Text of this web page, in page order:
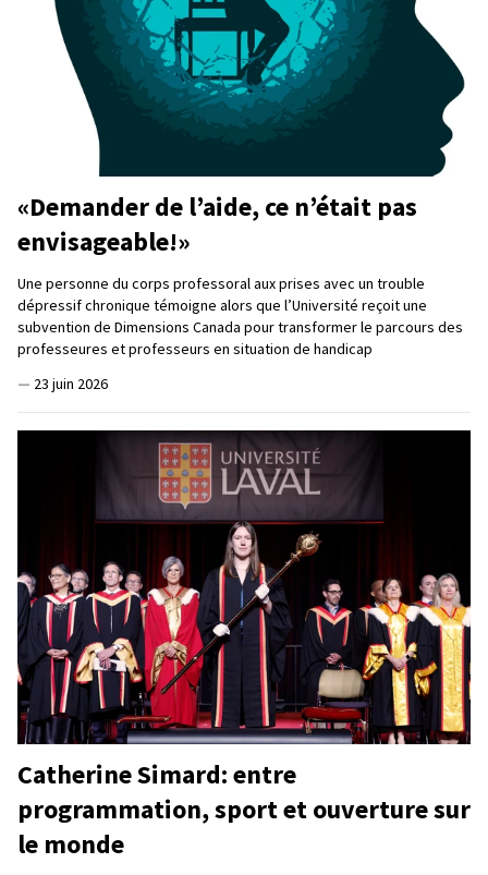
«Demander de l’aide, ce n’était pas
envisageable!»
Une personne du corps professoral aux prises avec un trouble
dépressif chronique témoigne alors que l’Université reçoit une
subvention de Dimensions Canada pour transformer le parcours des
professeures et professeurs en situation de handicap
— 23 juin 2026
Catherine Simard: entre
programmation, sport et ouverture sur
le monde